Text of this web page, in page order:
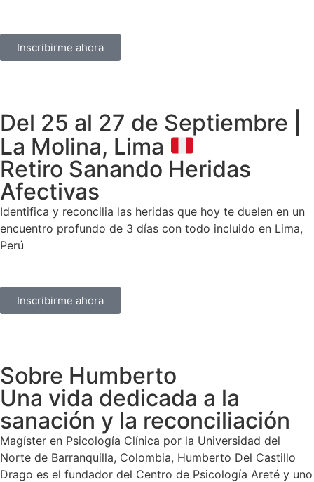
Inscribirme ahora
Del 25 al 27 de Septiembre |
La Molina, Lima
Retiro Sanando Heridas
Afectivas
Identifica y reconcilia las heridas que hoy te duelen en un
encuentro profundo de 3 días con todo incluido en Lima,
Perú
Inscribirme ahora
Sobre Humberto
Una vida dedicada a la
sanación y la reconciliación
Magíster en Psicología Clínica por la Universidad del
Norte de Barranquilla, Colombia, Humberto Del Castillo
Drago es el fundador del Centro de Psicología Areté y uno